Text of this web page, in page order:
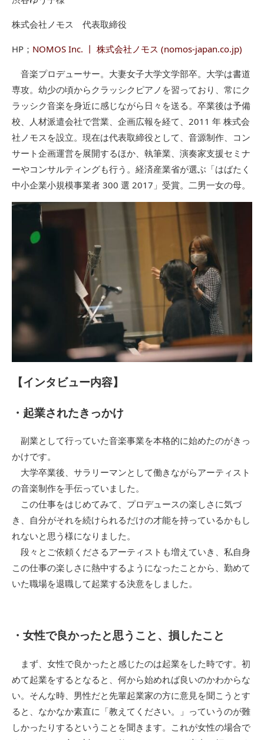
株式会社ノモス 代表取締役
HP； NOMOS Inc. 丨 株式会社ノモス (nomos-japan.co.jp)
音楽プロデューサー。大妻女子大学文学部卒。大学は書道
専攻。幼少の頃からクラッシクピアノを習っており、常にク
ラッシク音楽を身近に感じながら日々を送る。卒業後は予備
校、人材派遣会社で営業、企画広報を経て、2011 年 株式会
社ノモスを設立。現在は代表取締役として、音源制作、コン
サート企画運営を展開するほか、執筆業、演奏家支援セミナ
ーやコンサルティングも行う。経済産業省が選ぶ「はばたく
中小企業小規模事業者 300 選 2017」受賞。二男一女の母。
【インタビュー内容】
・起業されたきっかけ
副業として行っていた音楽事業を本格的に始めたのがきっ
かけです。
大学卒業後、サラリーマンとして働きながらアーティスト
の音楽制作を手伝っていました。
この仕事をはじめてみて、プロデュースの楽しさに気づ
き、自分がそれを続けられるだけの才能を持っているかもし
れないと思う様になりました。
段々とご依頼くださるアーティストも増えていき、私自身
この仕事の楽しさに熱中するようになったことから、勤めて
いた職場を退職して起業する決意をしました。
・女性で良かったと思うこと、損したこと
まず、女性で良かったと感じたのは起業をした時です。初
めて起業をするとなると、何から始めれば良いのかわからな
い。そんな時、男性だと先輩起業家の方に意見を聞こうとす
ると、なかなか素直に「教えてください。」っていうのが難
しかったりするということを聞きます。これが女性の場合で